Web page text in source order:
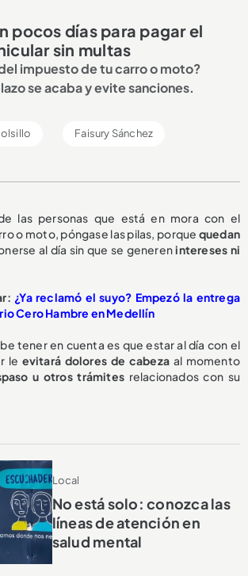
pocos días para pagar el
sin multas
impuesto de tu carro o moto?
se acaba y evite sanciones.
Faisury Sánchez
las personas que está en mora con el
o moto, póngase las pilas, porque quedan
al día sin que se generenintereses ni
¿Ya reclamó el suyo? Empezó la entrega
Cero Hambre en Medellín
tener en cuenta es que estar al día con el
le evitará dolores de cabezaal momento
u otros trámites relacionados con su
Local
No está solo: conozca las
líneas de atención en
salud mental